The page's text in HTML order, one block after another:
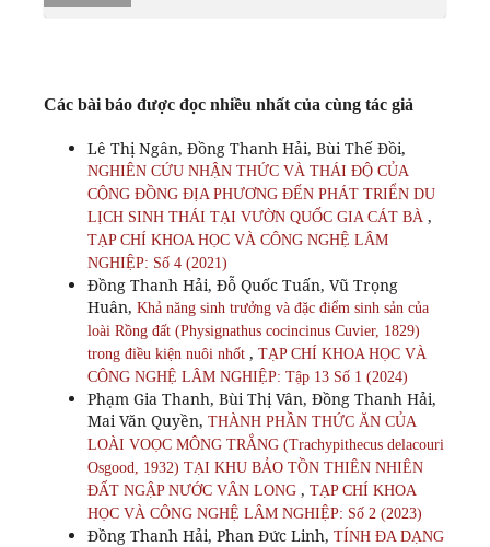
Các bài báo được đọc nhiều nhất của cùng tác giả
Lê Thị Ngân, Đồng Thanh Hải, Bùi Thế Đồi,
NGHIÊN CỨU NHẬN THỨC VÀ THÁI ĐỘ CỦA
CỘNG ĐỒNG ĐỊA PHƯƠNG ĐẾN PHÁT TRIỂN DU
LỊCH SINH THÁI TẠI VƯỜN QUỐC GIA CÁT BÀ ,
TẠP CHÍ KHOA HỌC VÀ CÔNG NGHỆ LÂM
NGHIỆP: Số 4 (2021)
Đồng Thanh Hải, Đỗ Quốc Tuấn, Vũ Trọng
Huân, Khả năng sinh trưởng và đặc điểm sinh sản của
loài Rồng đất (Physignathus cocincinus Cuvier, 1829)
trong điều kiện nuôi nhốt , TẠP CHÍ KHOA HỌC VÀ
CÔNG NGHỆ LÂM NGHIỆP: Tập 13 Số 1 (2024)
Phạm Gia Thanh, Bùi Thị Vân, Đồng Thanh Hải,
Mai Văn Quyền, THÀNH PHẦN THỨC ĂN CỦA
LOÀI VOỌC MÔNG TRẮNG (Trachypithecus delacouri
Osgood, 1932) TẠI KHU BẢO TỒN THIÊN NHIÊN
ĐẤT NGẬP NƯỚC VÂN LONG , TẠP CHÍ KHOA
HỌC VÀ CÔNG NGHỆ LÂM NGHIỆP: Số 2 (2023)
Đồng Thanh Hải, Phan Đức Linh, TÍNH ĐA DẠNG